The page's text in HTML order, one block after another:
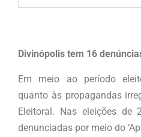
Divinópolis tem 16
Em meio ao período
quanto às propagandas
Eleitoral. Nas eleições de
denunciadas por meio do